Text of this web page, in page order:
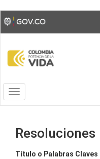
Pasar
al
contenido
Toggle
high
contrast
Toggle
navigation
Resoluciones
Título o Palabras Claves